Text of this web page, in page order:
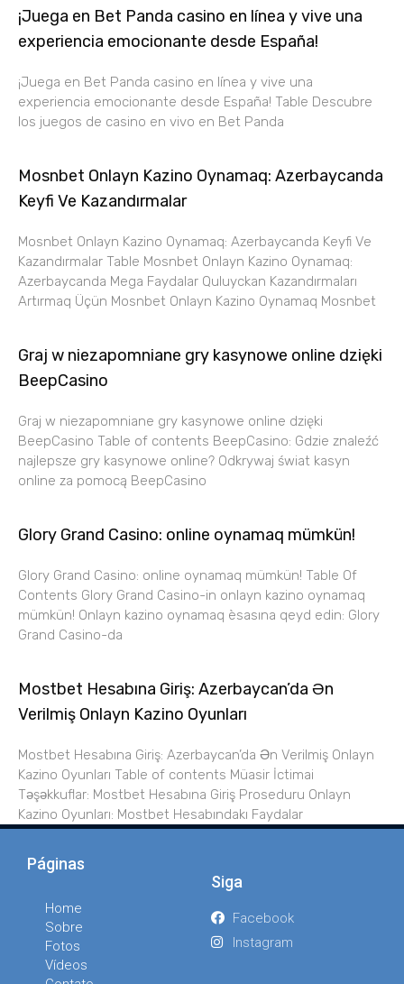
¡Juega en Bet Panda casino en línea y vive una
experiencia emocionante desde España!
¡Juega en Bet Panda casino en línea y vive una
experiencia emocionante desde España! Table Descubre
los juegos de casino en vivo en Bet Panda
Mosnbet Onlayn Kazino Oynamaq: Azerbaycanda
Keyfi Ve Kazandırmalar
Mosnbet Onlayn Kazino Oynamaq: Azerbaycanda Keyfi Ve
Kazandırmalar Table Mosnbet Onlayn Kazino Oynamaq:
Azerbaycanda Mega Faydalar Quluyckan Kazandırmaları
Artırmaq Üçün Mosnbet Onlayn Kazino Oynamaq Mosnbet
Graj w niezapomniane gry kasynowe online dzięki
BeepCasino
Graj w niezapomniane gry kasynowe online dzięki
BeepCasino Table of contents BeepCasino: Gdzie znaleźć
najlepsze gry kasynowe online? Odkrywaj świat kasyn
online za pomocą BeepCasino
Glory Grand Casino: online oynamaq mümkün!
Glory Grand Casino: online oynamaq mümkün! Table Of
Contents Glory Grand Casino-in onlayn kazino oynamaq
mümkün! Onlayn kazino oynamaq èsasına qeyd edin: Glory
Grand Casino-da
Mostbet Hesabına Giriş: Azerbaycan’da Ən
Verilmiş Onlayn Kazino Oyunları
Mostbet Hesabına Giriş: Azerbaycan’da Ən Verilmiş Onlayn
Kazino Oyunları Table of contents Müasir İctimai
Təşəkkuflar: Mostbet Hesabına Giriş Proseduru Onlayn
Kazino Oyunları: Mostbet Hesabındakı Faydalar
Páginas
Home
Sobre
Fotos
Vídeos
Siga
Facebook
Instagram